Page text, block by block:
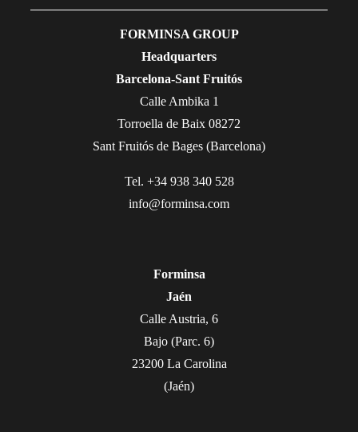
FORMINSA GROUP
Headquarters
Barcelona-Sant Fruitós
Calle Ambika 1
Torroella de Baix 08272
Sant Fruitós de Bages (Barcelona)
Tel. +34 938 340 528
info@forminsa.com
Forminsa
Jaén
Calle Austria, 6
Bajo (Parc. 6)
23200 La Carolina
(Jaén)